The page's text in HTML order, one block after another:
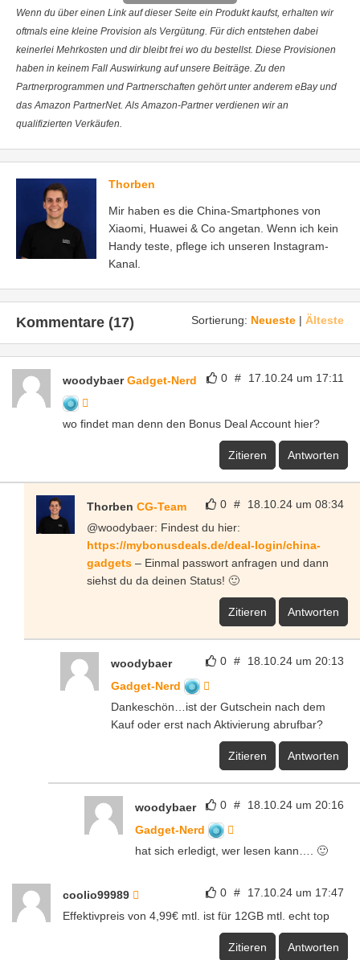
Wenn du über einen Link auf dieser Seite ein Produkt kaufst, erhalten wir
oftmals eine kleine Provision als Vergütung. Für dich entstehen dabei
keinerlei Mehrkosten und dir bleibt frei wo du bestellst. Diese Provisionen
haben in keinem Fall Auswirkung auf unsere Beiträge. Zu den
Partnerprogrammen und Partnerschaften gehört unter anderem eBay und
das Amazon PartnerNet. Als Amazon-Partner verdienen wir an
qualifizierten Verkäufen.
Thorben
Mir haben es die China-Smartphones von
Xiaomi, Huawei & Co angetan. Wenn ich kein
Handy teste, pflege ich unseren Instagram-
Kanal.
Sortierung: Neueste | Älteste
Kommentare (17)
0 # 17.10.24 um 17:11
woodybaerGadget-Nerd
wo findet man denn den Bonus Deal Account hier?
Zitieren Antworten
0 # 18.10.24 um 08:34
Thorben CG-Team
@woodybaer: Findest du hier:
https://mybonusdeals.de/deal-login/china-
gadgets – Einmal passwort anfragen und dann
siehst du da deinen Status! 🙂
Zitieren Antworten
0 # 18.10.24 um 20:13
woodybaer
Gadget-Nerd
Dankeschön…ist der Gutschein nach dem
Kauf oder erst nach Aktivierung abrufbar?
Zitieren Antworten
0 # 18.10.24 um 20:16
woodybaer
Gadget-Nerd
hat sich erledigt, wer lesen kann…. 🙂
0 # 17.10.24 um 17:47
coolio99989
Effektivpreis von 4,99€ mtl. ist für 12GB mtl. echt top
Zitieren Antworten